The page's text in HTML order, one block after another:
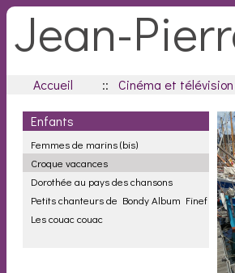
Jean-
Accueil :: Cinéma et télévision
Enfants
Femmes de marins (bis)
Croque vacances
Dorothée au pays des chansons
Petits chanteurs de Bondy Album Finef
Les couac couac